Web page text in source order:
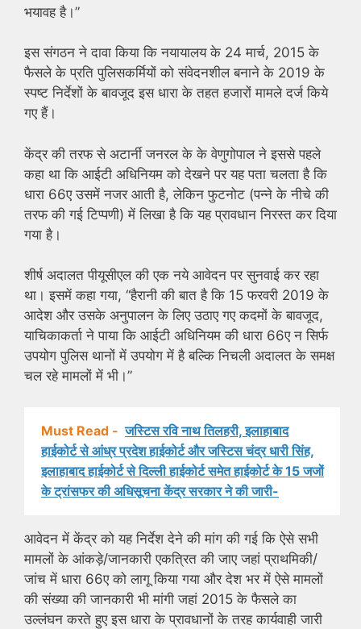
भयावह है।”
इस संगठन ने दावा किया कि नयायालय के 24 मार्च, 2015 के
फैसले के प्रति पुलिसकर्मियों को संवेदनशील बनाने के 2019 के
स्पष्ट निर्देशों के बावजूद इस धारा के तहत हजारों मामले दर्ज किये
गए हैं।
केंद्र की तरफ से अटार्नी जनरल के के वेणुगोपाल ने इससे पहले
कहा था कि आईटी अधिनियम को देखने पर यह पता चलता है कि
धारा 66ए उसमें नजर आती है, लेकिन फुटनोट (पन्ने के नीचे की
तरफ की गई टिप्पणी) में लिखा है कि यह प्रावधान निरस्त कर दिया
गया है।
शीर्ष अदालत पीयूसीएल की एक नये आवेदन पर सुनवाई कर रहा
था। इसमें कहा गया, “हैरानी की बात है कि 15 फरवरी 2019 के
आदेश और उसके अनुपालन के लिए उठाए गए कदमों के बावजूद,
याचिकाकर्ता ने पाया कि आईटी अधिनियम की धारा 66ए न सिर्फ
उपयोग पुलिस थानों में उपयोग में है बल्कि निचली अदालत के समक्ष
चल रहे मामलों में भी।”
Must Read - जस्टिस रवि नाथ तिलहरी, इलाहाबाद
हाईकोर्ट से आंध्र प्रदेश हाईकोर्ट और जस्टिस चंद्र धारी सिंह,
इलाहाबाद हाईकोर्ट से दिल्ली हाईकोर्ट समेत हाईकोर्ट के 15 जजों
के ट्रांसफर की अधिसूचना केंद्र सरकार ने की जारी-
आवेदन में केंद्र को यह निर्देश देने की मांग की गई कि ऐसे सभी
मामलों के आंकड़े/जानकारी एकत्रित की जाए जहां प्राथमिकी/
जांच में धारा 66ए को लागू किया गया और देश भर में ऐसे मामलों
की संख्या की जानकारी भी मांगी जहां 2015 के फैसले का
उल्लंघन करते हुए इस धारा के प्रावधानों के तरह कार्यवाही जारी